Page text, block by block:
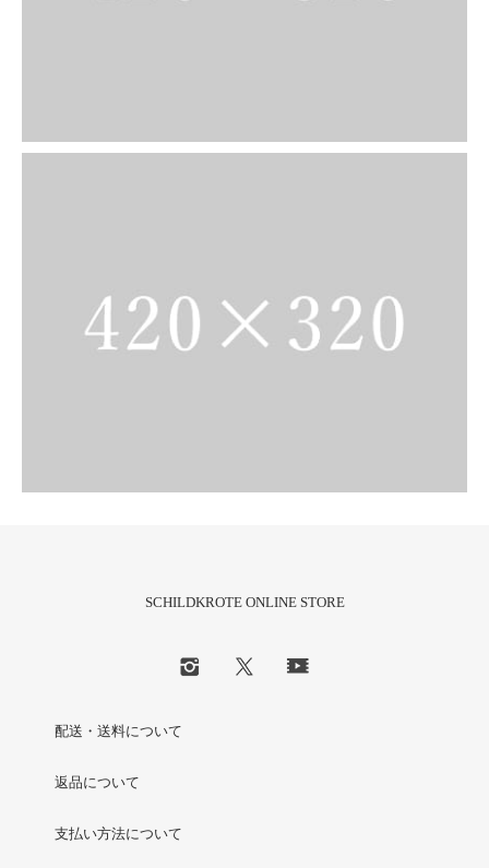
SCHILDKROTE ONLINE STORE
配送・送料について
返品について
支払い方法について